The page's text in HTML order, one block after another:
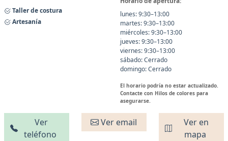
Taller de costura
Artesanía
lunes: 9:30–13:00
martes: 9:30–13:00
miércoles: 9:30–13:00
jueves: 9:30–13:00
viernes: 9:30–13:00
sábado: Cerrado
domingo: Cerrado
El horario podría no estar actualizado.
Contacte con Hilos de colores para
asegurarse.
Ver
teléfono
Ver email
Ver en
mapa